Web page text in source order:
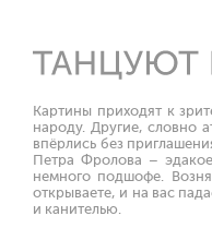
Картины приходят к
народу. Другие, словно
впёрлись без
Петра Фролова –
немного подшофе.
открываете, и на вас
и канителью.